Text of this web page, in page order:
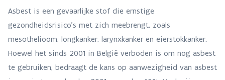
Asbest is een gevaarlijke stof die ernstige
gezondheidsrisico's met zich meebrengt, zoals
mesothelioom, longkanker, larynxkanker en eierstokkanker.
Hoewel het sinds 2001 in België verboden is om nog asbest
te gebruiken, bedraagt de kans op aanwezigheid van asbest